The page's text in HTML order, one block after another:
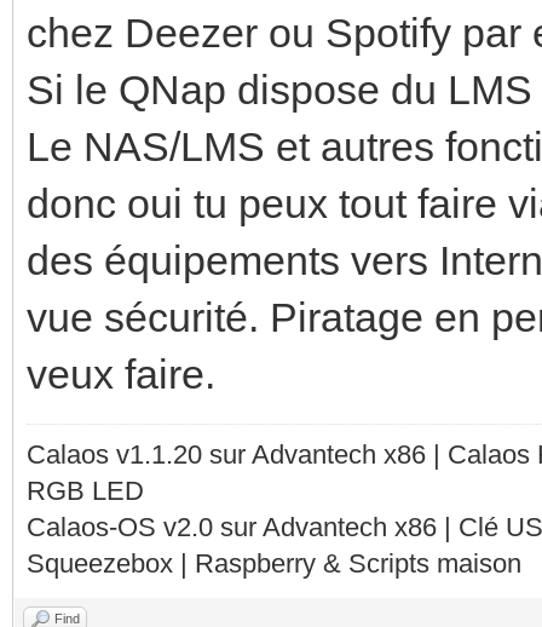
chez Deezer ou Spotify par
Si le QNap dispose du
Le NAS/LMS et autres
donc oui tu peux tout faire
des équipements vers
vue sécurité. Piratage en
veux faire.
Calaos v1.1.20 sur Advantech x86 |
RGB LED
Calaos-OS v2.0 sur Advantech x86 | Clé
Squeezebox | Raspberry & Scripts maison
Find